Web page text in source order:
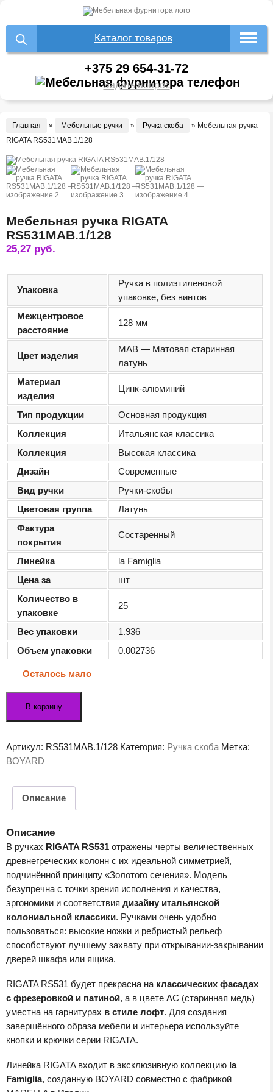
Каталог товаров
+375 29 654-31-72
Задать вопрос
Главная » Мебельные ручки » Ручка скоба » Мебельная ручка
RIGATA RS531MAB.1/128
Мебельная ручка RIGATA
RS531MAB.1/128
25,27 руб.
Упаковка
Ручка в полиэтиленовой
упаковке, без винтов
Межцентровое
расстояние
128 мм
Цвет изделия
MAB — Матовая старинная
латунь
Материал
изделия
Цинк-алюминий
Тип продукции
Основная продукция
Коллекция
Итальянская классика
Коллекция
Высокая классика
Дизайн
Современные
Вид ручки
Ручки-скобы
Цветовая группа
Латунь
Фактура
покрытия
Состаренный
Линейка
la Famiglia
Цена за
шт
Количество в
упаковке
25
Вес упаковки
1.936
Объем упаковки
0.002736
Осталось мало
товара
RIGATA
В корзину
Артикул: RS531MAB.1/128 Категория: Ручка скоба Метка:
BOYARD
Описание
Описание
В ручках RIGATA RS531 отражены черты величе­ственных
древнегреческих колонн с их иде­альной симметрией,
подчинённой принципу «Золотого сечения». Модель
безупречна с точки зрения исполнения и качества,
эргономики и соответствия дизайну итальянской
колониальной класси­ки. Ручками очень удобно
пользоваться: высокие ножки и ребристый рельеф
способствуют лучшему захвату при открывании-закрывании
дверей шкафа или ящика.
RIGATA RS531 будет прекрасна на классических фасадах
с фрезеровкой и патиной, а в цвете АС (старинная медь)
уместна на гарнитурах в стиле лофт. Для создания
завершённого образа мебели и интерьера используйте
кнопки и крючки серии RIGATA.
Линейка RIGATA входит в эксклюзивную коллекцию la
Famiglia, созданную BOYARD совместно с фабрикой